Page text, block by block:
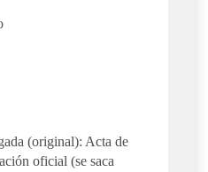
(original): Acta de
oficial (se saca